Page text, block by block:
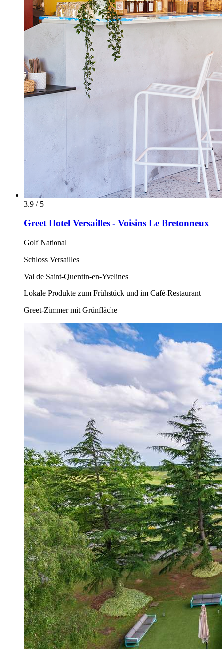
3.9 / 5
Greet Hotel Versailles - Voisins Le Bretonneux
Golf National
Schloss Versailles
Val de Saint-Quentin-en-Yvelines
Lokale Produkte zum Frühstück und im Café-Restaurant
Greet-Zimmer mit Grünfläche